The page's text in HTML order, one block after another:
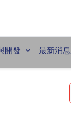
開發 最新消